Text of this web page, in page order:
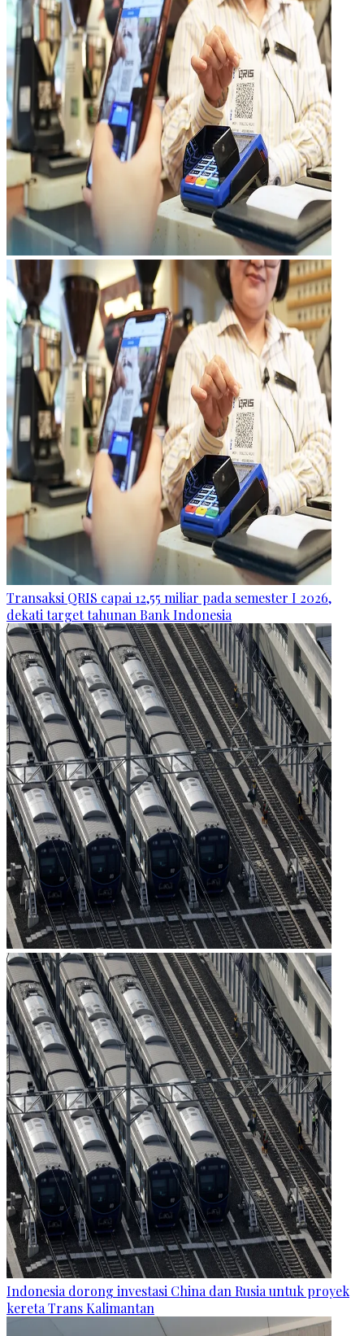
Transaksi QRIS capai 12,55 miliar pada semester I 2026,
dekati target tahunan Bank Indonesia
Indonesia dorong investasi China dan Rusia untuk proyek
kereta Trans Kalimantan